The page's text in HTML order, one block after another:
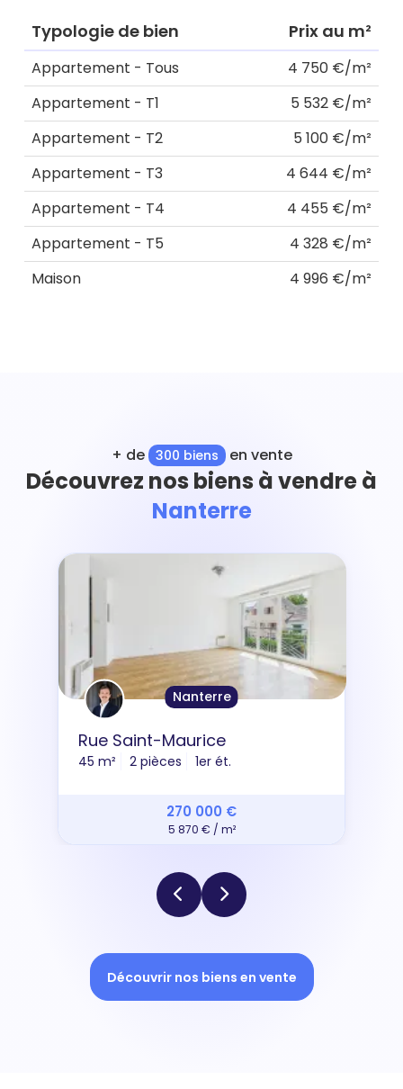
Typologie de bien Prix au m²
Appartement - Tous
4 750 €/m²
Appartement - T1
5 532 €/m²
Appartement - T2
5 100 €/m²
Appartement - T3
4 644 €/m²
Appartement - T4
4 455 €/m²
Appartement - T5
4 328 €/m²
Maison
4 996 €/m²
+ de 300 biens en vente
Découvrez nos biens à vendre à
Nanterre
Nanterre
Rue Saint-Maurice
45 m² 2 pièces 1er ét.
270 000 €
5 870 € / m²
Découvrir nos biens en vente